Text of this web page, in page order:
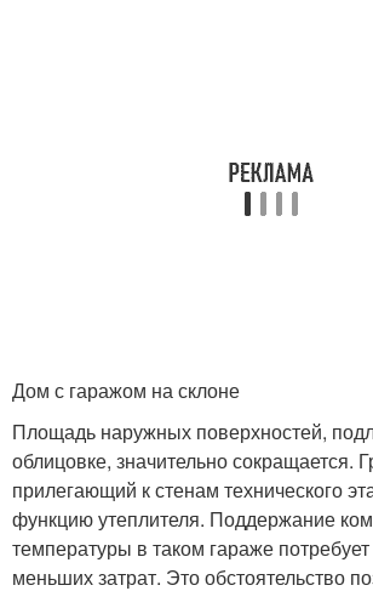
Дом с гаражом на склоне
Площадь наружных поверхностей,
облицовке, значительно сокращается.
прилегающий к стенам технического
функцию утеплителя. Поддержание
температуры в таком гараже
меньших затрат. Это обстоятельство